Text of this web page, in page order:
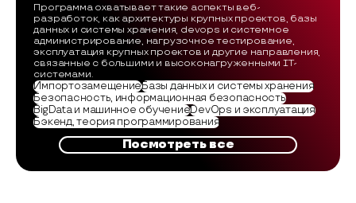
Программа охватывает такие аспекты веб-
разработок, как архитектуры крупных проектов, базы
данных и системы хранения, devops и системное
администрирование, нагрузочное тестирование,
эксплуатация крупных проектов и другие направления,
связанные с большими и высоконагруженными IT-
системами.
ИмпортозамещениеБазы данных и системы хранения
Безопасность, информационная безопасность
BigData и машинное обучениеDevOps и эксплуатация
Бэкенд, теория программирования
Посмотреть все